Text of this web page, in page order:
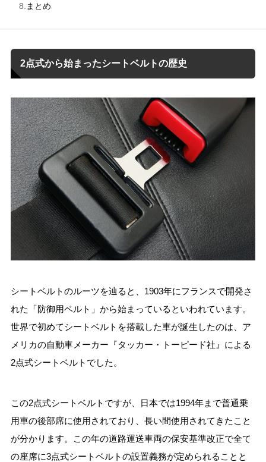
まとめ
2点式から始まったシートベルトの歴史
シートベルトのルーツを辿ると、1903年にフランスで開発さ
れた「防御用ベルト」から始まっているといわれています。
世界で初めてシートベルトを搭載した車が誕生したのは、ア
メリカの自動車メーカー『タッカー・トーピード社』による
2点式シートベルトでした。
この2点式シートベルトですが、日本では1994年まで普通乗
用車の後部席に使用されており、長い間使用されてきたこと
が分かります。この年の道路運送車両の保安基準改正で全て
の座席に3点式シートベルトの設置義務が定められることと